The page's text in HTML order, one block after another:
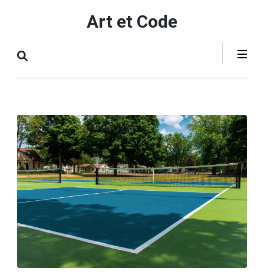
(Pressez
Art et Code